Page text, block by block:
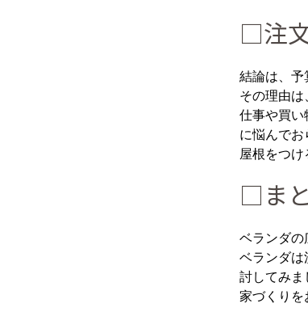
□注
結論は、予
その理由は
仕事や買い
に悩んでお
屋根をつ
□ま
ベランダの
ベランダは
討してみま
家づくりを